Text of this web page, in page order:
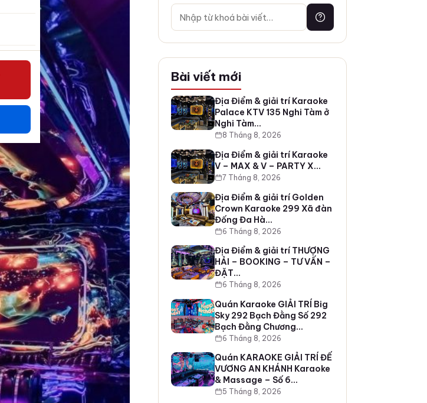
Bài viết mới
Địa Điểm & giải trí Karaoke
Palace KTV 135 Nghi Tàm ở
Nghi Tàm…
8 Tháng 8, 2026
Địa Điểm & giải trí Karaoke
V – MAX & V – PARTY X…
7 Tháng 8, 2026
Địa Điểm & giải trí Golden
Crown Karaoke 299 Xã đàn
Đống Đa Hà…
6 Tháng 8, 2026
Địa Điểm & giải trí THƯỢNG
HẢI – BOOKING – TƯ VẤN –
ĐẶT…
6 Tháng 8, 2026
Quán Karaoke GIẢI TRÍ Big
Sky 292 Bạch Đằng Số 292
Bạch Đằng Chương…
6 Tháng 8, 2026
Quán KARAOKE GIẢI TRÍ ĐẾ
VƯƠNG AN KHÁNH Karaoke
& Massage – Số 6…
5 Tháng 8, 2026